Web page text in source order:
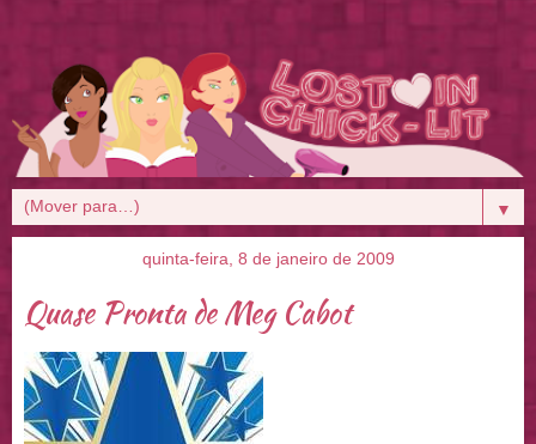
▼
quinta-feira, 8 de janeiro de 2009
Quase Pronta de Meg Cabot